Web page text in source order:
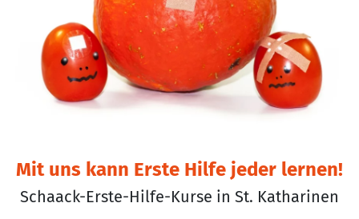
Mit uns kann Erste Hilfe jeder lernen!
Schaack-Erste-Hilfe-Kurse in St. Katharinen